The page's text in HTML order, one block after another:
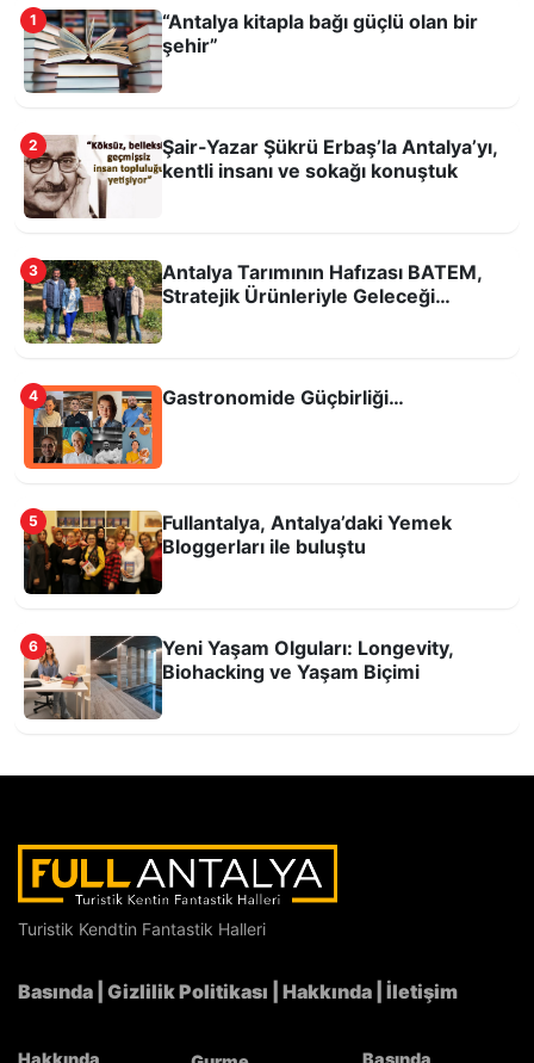
“Antalya kitapla bağı güçlü olan bir şehir”
Gastronomide Güçbirliği…
Şair-Yazar Şükrü Erbaş’la Antalya’yı, kentli
insanı ve sokağı konuştuk
1
“Antalya kitapla bağı güçlü olan bir
şehir”
2
Şair-Yazar Şükrü Erbaş’la Antalya’yı,
kentli insanı ve sokağı konuştuk
3
Antalya Tarımının Hafızası BATEM,
Stratejik Ürünleriyle Geleceği
4 Gastronomide Güçbirliği…
5
Fullantalya, Antalya’daki Yemek
Bloggerları ile buluştu
6
Yeni Yaşam Olguları: Longevity,
Biohacking ve Yaşam Biçimi
Turistik Kendtin Fantastik Halleri
Basında Gizlilik Politikası Hakkında İletişim
Hakkında Basında